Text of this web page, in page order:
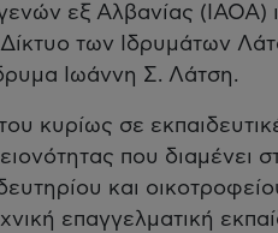
εξ Αλβανίας (ΙΑΟΑ)
Δίκτυο των Ιδρυμάτων
Ιωάννη Σ. Λάτση.
κυρίως σε
που διαμένει
και
επαγγελματική